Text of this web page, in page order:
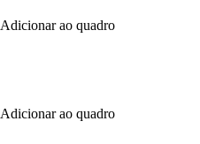
Adicionar ao quadro
Adicionar ao quadro